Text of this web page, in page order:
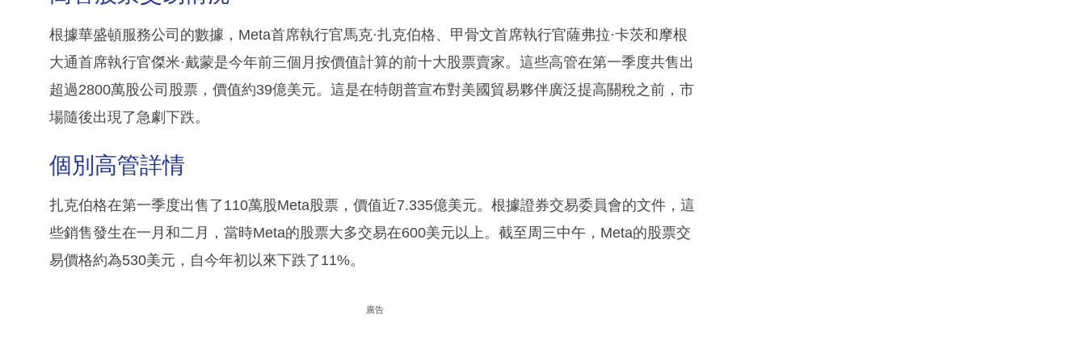
根據華盛頓服務公司的數據，Meta首席執行官馬克·扎克伯格、甲骨文首席執行官薩弗拉·卡茨和摩根
大通首席執行官傑米·戴蒙是今年前三個月按價值計算的前十大股票賣家。這些高管在第一季度共售出
超過2800萬股公司股票，價值約39億美元。這是在特朗普宣布對美國貿易夥伴廣泛提高關稅之前，市
場隨後出現了急劇下跌。
個別高管詳情
扎克伯格在第一季度出售了110萬股Meta股票，價值近7.335億美元。根據證券交易委員會的文件，這
些銷售發生在一月和二月，當時Meta的股票大多交易在600美元以上。截至周三中午，Meta的股票交
易價格約為530美元，自今年初以來下跌了11%。
廣告